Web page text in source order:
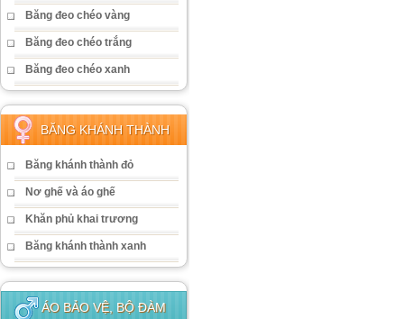
Băng đeo chéo vàng
Băng đeo chéo trắng
Băng đeo chéo xanh
BĂNG KHÁNH THÀNH
Băng khánh thành đỏ
Nơ ghế và áo ghế
Khăn phủ khai trương
Băng khánh thành xanh
ÁO BẢO VỆ, BỘ ĐÀM